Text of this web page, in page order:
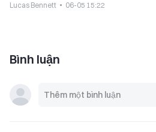
Lucas Bennett 06-05 15:22
Bình luận